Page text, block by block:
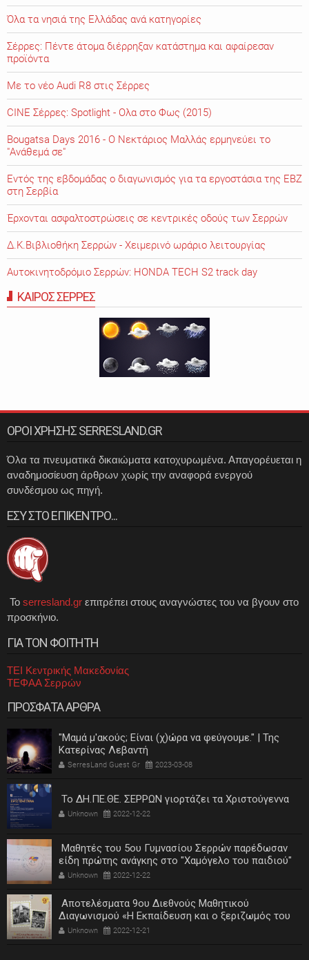
Όλα τα νησιά της Ελλάδας ανά κατηγορίες
Σέρρες: Πέντε άτομα διέρρηξαν κατάστημα και αφαίρεσαν
προϊόντα
Με το νέο Audi R8 στις Σέρρες
CINE Σέρρες: Spotlight - Ολα στο Φως (2015)
Bougatsa Days 2016 - Ο Νεκτάριος Μαλλάς ερμηνεύει το
"Ανάθεμά σε"
Εντός της εβδομάδας ο διαγωνισμός για τα εργοστάσια της ΕΒΖ
στη Σερβία
Έρχονται ασφαλτοστρώσεις σε κεντρικές οδούς των Σερρών
Δ.Κ.Βιβλιοθήκη Σερρών - Χειμερινό ωράριο λειτουργίας
Αυτοκινητοδρόμιο Σερρών: HONDA TECH S2 track day
ΚΑΙΡΟΣ ΣΕΡΡΕΣ
ΟΡΟΙ ΧΡΗΣΗΣ SERRESLAND.GR
Όλα τα πνευματικά δικαιώματα κατοχυρωμένα. Απαγορέυεται η
αναδημοσίευση άρθρων χωρίς την αναφορά ενεργού
συνδέσμου ως πηγή.
ΕΣΥ ΣΤΟ ΕΠΙΚΕΝΤΡΟ...
Το serresland.gr επιτρέπει στους αναγνώστες του να βγουν στο
προσκήνιο.
ΓΙΑ ΤΟΝ ΦΟΙΤΗΤΗ
ΤΕΙ Κεντρικής Μακεδονίας
ΤΕΦΑΑ Σερρών
ΠΡΟΣΦΑΤΑ ΑΡΘΡΑ
"Μαμά μ'ακούς; Είναι (χ)ώρα να φεύγουμε." | Της
Κατερίνας Λεβαντή
SerresLand Guest Gr 2023-03-08
Το ΔΗ.ΠΕ.ΘΕ. ΣΕΡΡΩΝ γιορτάζει τα Χριστούγεννα
Unknown 2022-12-22
Μαθητές του 5ου Γυμνασίου Σερρών παρέδωσαν
είδη πρώτης ανάγκης στο "Χαμόγελο του παιδιού"
Unknown 2022-12-22
Αποτελέσματα 9ου Διεθνούς Μαθητικού
Διαγωνισμού «Η Εκπαίδευση και ο ξεριζωμός του
ελληνισμού»
Unknown 2022-12-21